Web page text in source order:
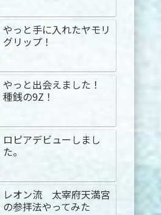
やっと手に入れたヤモリ
グリップ！
やっと出会えました！
種銭の9Z！
ロピアデビューしまし
た。
レオン流 太宰府天満宮
の参拝法やってみた